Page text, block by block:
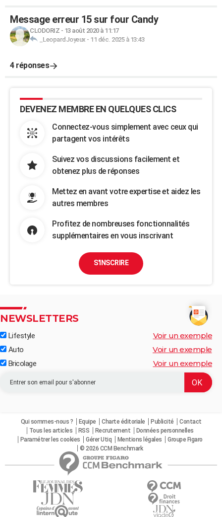
Message erreur 15 sur four Candy
CLODORIZ - 13 août 2020 à 11:17
_LeopardJoyeux - 11 déc. 2025 à 13:43
4 réponses
DEVENEZ MEMBRE EN QUELQUES CLICS
Connectez-vous simplement avec ceux qui
partagent vos intérêts
Suivez vos discussions facilement et
obtenez plus de réponses
Mettez en avant votre expertise et aidez les
autres membres
Profitez de nombreuses fonctionnalités
supplémentaires en vous inscrivant
S'INSCRIRE
NEWSLETTERS
Lifestyle Voir un exemple
Auto Voir un exemple
Bricolage Voir un exemple
Qui sommes-nous ? Equipe Charte éditoriale Publicité
Contact
Tous les articles
RSS Recrutement
Données personnelles
Paramétrer les cookies
Gérer Utiq Mentions légales
Groupe Figaro
© 2026 CCM Benchmark